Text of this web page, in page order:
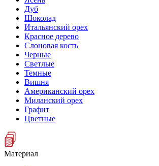
Дуб
Шоколад
Итальянский орех
Красное дерево
Слоновая кость
Черные
Светлые
Темные
Вишня
Американский орех
Миланский орех
Графит
Цветные
Материал